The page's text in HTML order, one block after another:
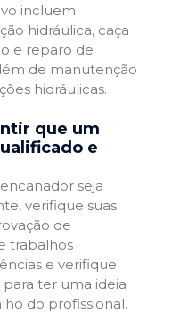
incluem
hidráulica, caça
e reparo de
de manutenção
hidráulicas.
que um
e
seja
verifique suas
de
trabalhos
e verifique
ter uma ideia
do profissional.